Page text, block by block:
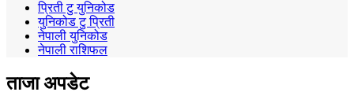
प्रिती टु युनिकोड
युनिकोड टु प्रिती
नेपाली युनिकोड
नेपाली राशिफल
ताजा अपडेट